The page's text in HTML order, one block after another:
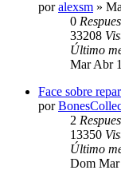
poralexsm »
0
33208
Último
Mar Abr
Face sobre
por
2
13350
Último
Dom